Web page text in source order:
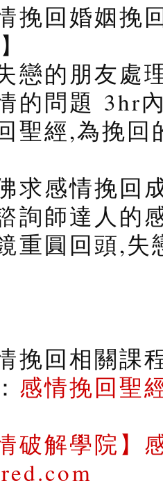
挽回婚姻
戀的朋友處
的問題 3hr
聖經,為挽
求感情挽回
詢師達人的
重圓回頭,
挽回相關課
感情挽回聖
破解學院】